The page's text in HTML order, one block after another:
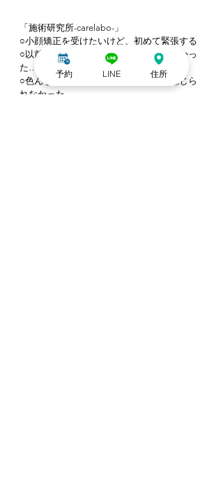
「施術研究所-carelabo-」
○小顔矯正を受けたいけど、初めて緊張する
○以前行った小顔サロンは痛くて続かなかっ
た…
○色んなサロンに行ったけど、効果が感じら
れなかった
予約 LINE 住所